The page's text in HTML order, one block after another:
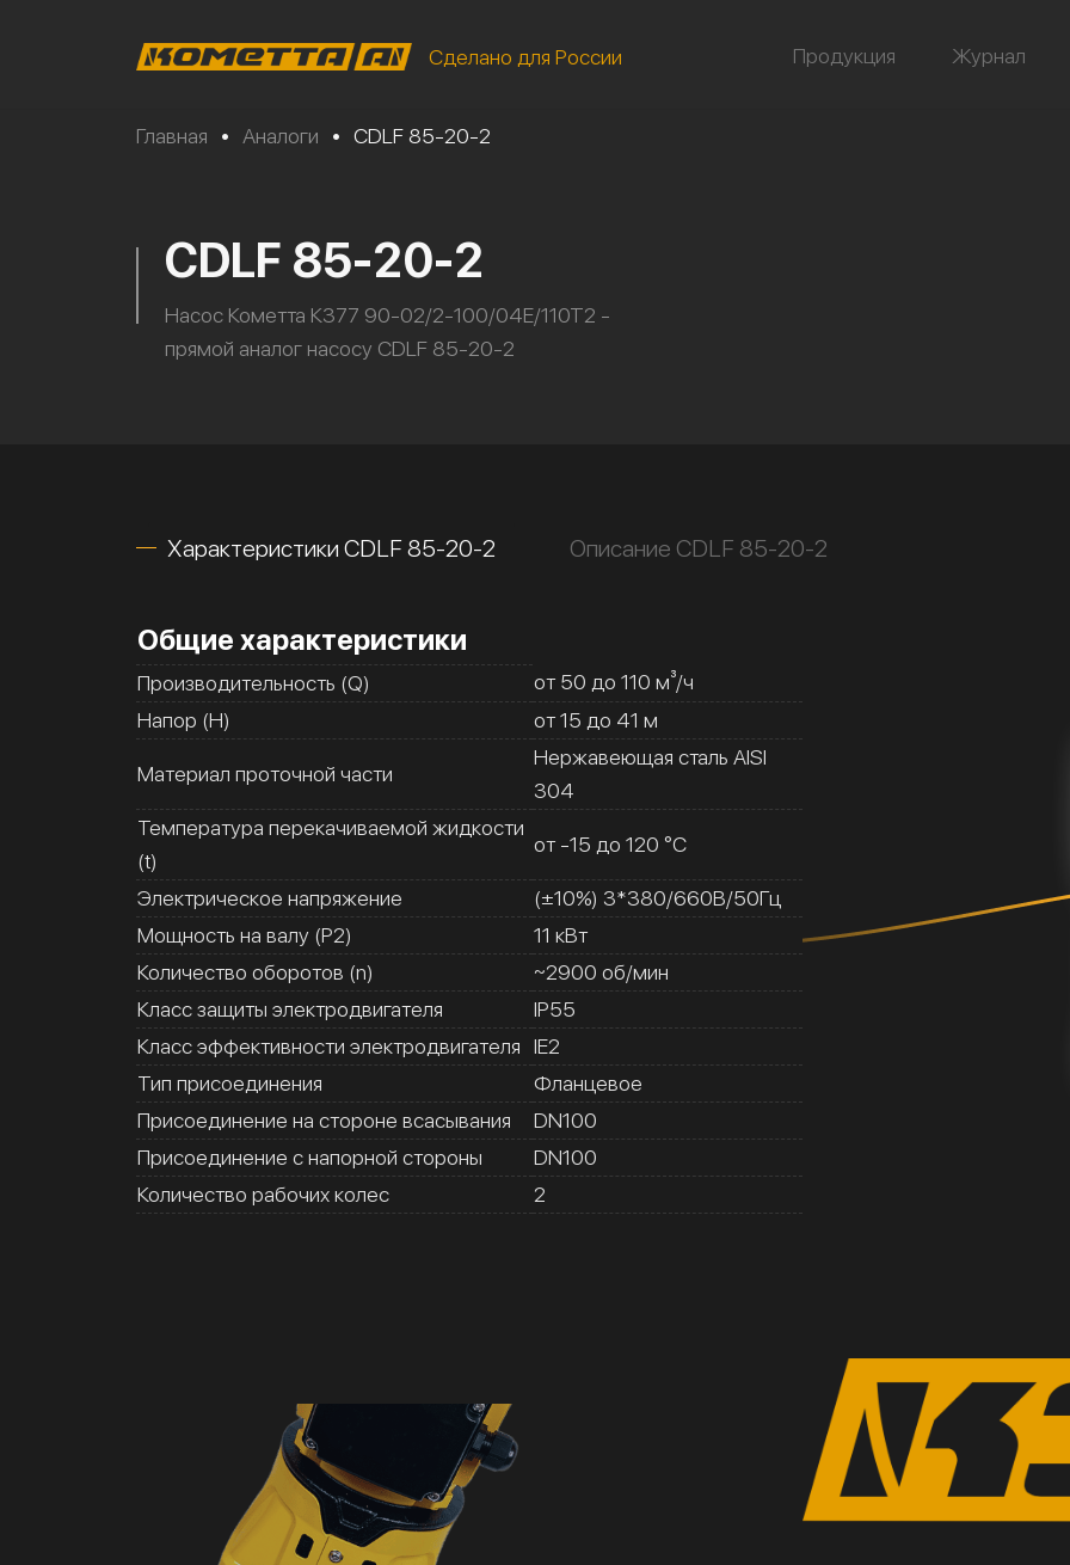
Сделано для России Продукция Журнал
Главная • Аналоги • CDLF 85-20-2
CDLF 85-20-2
Насос Кометта К377 90-02/2-100/04Е/110Т2 -
прямой аналог насосу CDLF 85-20-2
Характеристики CDLF 85-20-2 Описание CDLF 85-20-2
Общие характеристики
Производительность (Q)
от 50 до 110 м³/ч
Напор (H)
от 15 до 41 м
Материал проточной части
Нержавеющая сталь AISI
304
Температура перекачиваемой жидкости
(t)
от -15 до 120 °C
Электрическое напряжение
(±10%) 3*380/660В/50Гц
Мощность на валу (Р2)
11 кВт
Количество оборотов (n)
~2900 об/мин
Класс защиты электродвигателя
IP55
Класс эффективности электродвигателя IE2
Тип присоединения
Фланцевое
Присоединение на стороне всасывания
DN100
Присоединение с напорной стороны
DN100
Количество рабочих колес
2